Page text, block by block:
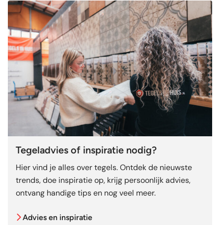
Tegeladvies of inspiratie nodig?
Hier vind je alles over tegels. Ontdek de nieuwste
trends, doe inspiratie op, krijg persoonlijk advies,
ontvang handige tips en nog veel meer.
Advies en inspiratie